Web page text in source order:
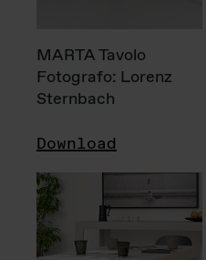
MARTA Tavolo
Fotografo: Lorenz
Sternbach
Download